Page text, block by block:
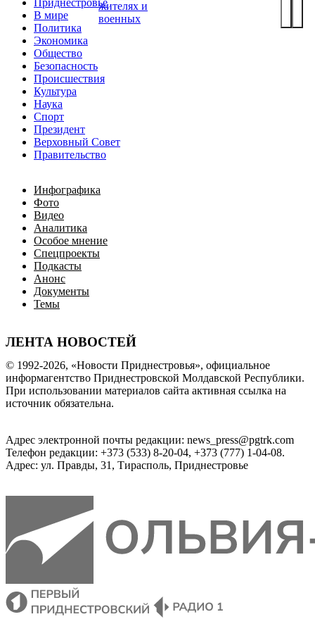
В мире
Политика
Экономика
Общество
Безопасность
Происшествия
Культура
Наука
Спорт
Президент
Верховный Совет
Правительство
Инфографика
Фото
Видео
Аналитика
Особое мнение
Спецпроекты
Подкасты
Анонс
Документы
Темы
ЛЕНТА НОВОСТЕЙ
жителях и
военных
© 1992-2026, «Новости Приднестровья», официальное
информагентство Приднестровской Молдавской Республики.
При использовании материалов сайта активная ссылка на
источник обязательна.
Адрес электронной почты редакции: news_press@pgtrk.com
Телефон редакции: +373 (533) 8-20-04, +373 (777) 1-04-08.
Адрес: ул. Правды, 31, Тирасполь, Приднестровье